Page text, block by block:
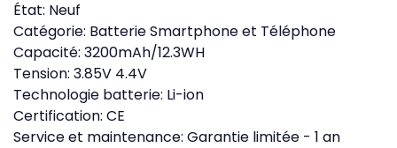
État: Neuf
Catégorie: Batterie Smartphone et Téléphone
Capacité: 3200mAh/12.3WH
Tension: 3.85V 4.4V
Technologie batterie: Li-ion
Certification: CE
Service et maintenance: Garantie limitée - 1 an